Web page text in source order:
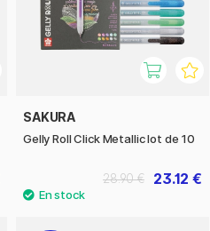
SAKURA
Gelly Roll Click Metallic lot de 10
23.12 €
28.90 €